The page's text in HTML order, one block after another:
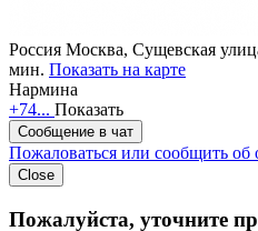
Россия Москва, Сущевская
мин. Показать на карте
Нармина
+74... Показать
Сообщение в чат
Пожаловаться или сообщить об
Close
Пожалуйста, уточните